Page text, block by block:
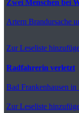
Zwei Menschen bei
Artern Brandursache
Zur Leseliste
Radfahrerin verletzt
Bad Frankenhausen in
Zur Leseliste